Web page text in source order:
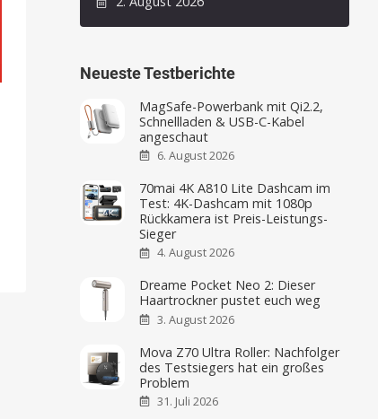
Neueste Testberichte
MagSafe-Powerbank mit Qi2.2,
Schnellladen & USB-C-Kabel
angeschaut
6. August 2026
70mai 4K A810 Lite Dashcam im
Test: 4K-Dashcam mit 1080p
Rückkamera ist Preis-Leistungs-
Sieger
4. August 2026
Dreame Pocket Neo 2: Dieser
Haartrockner pustet euch weg
3. August 2026
Mova Z70 Ultra Roller: Nachfolger
des Testsiegers hat ein großes
Problem
31. Juli 2026